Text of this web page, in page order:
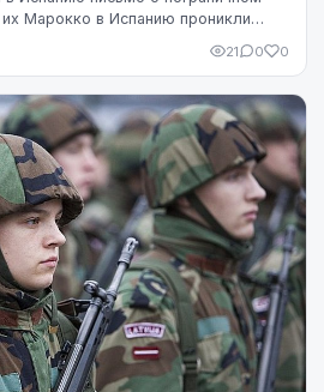
Марокко в Испанию проникли
21 0 0